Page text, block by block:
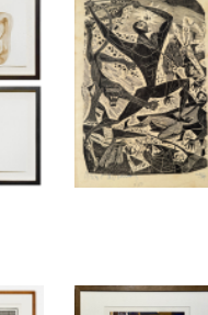
Proteção de Dados
e,se for o caso,direito
ou tratados de
situação
serviço ou
apenas
de consumo